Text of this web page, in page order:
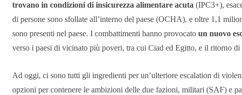
trovano in condizioni di insicurezza alimentare acuta (IPC3+),
di persone sono sfollate all’interno del paese (OCHA), e oltre 1,1
sono presenti nel paese. I combattimenti hanno provocato un nuovo
verso i paesi di vicinato più poveri, tra cui Ciad ed Egitto, e il ritorno
Ad oggi, ci sono tutti gli ingredienti per un’ulteriore escalation di
opzioni per contenere le ambizioni delle due fazioni, militari (SAF) e